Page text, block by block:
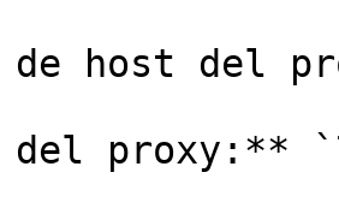
de host del
del proxy:**